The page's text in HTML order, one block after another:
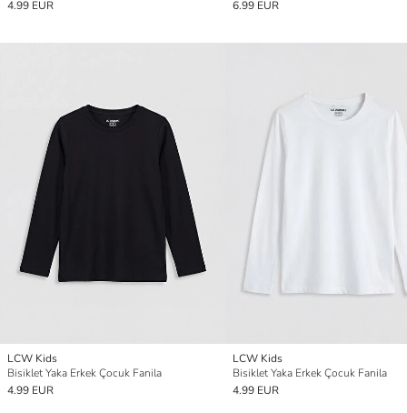
4.99 EUR 6.99 EUR
LCW Kids
Bisiklet Yaka Erkek Çocuk Fanila
4.99 EUR
LCW Kids
Bisiklet Yaka Erkek Çocuk Fanila
4.99 EUR